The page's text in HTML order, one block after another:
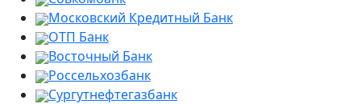
Московский Кредитный Банк
ОТП Банк
Восточный Банк
Россельхозбанк
Сургутнефтегазбанк